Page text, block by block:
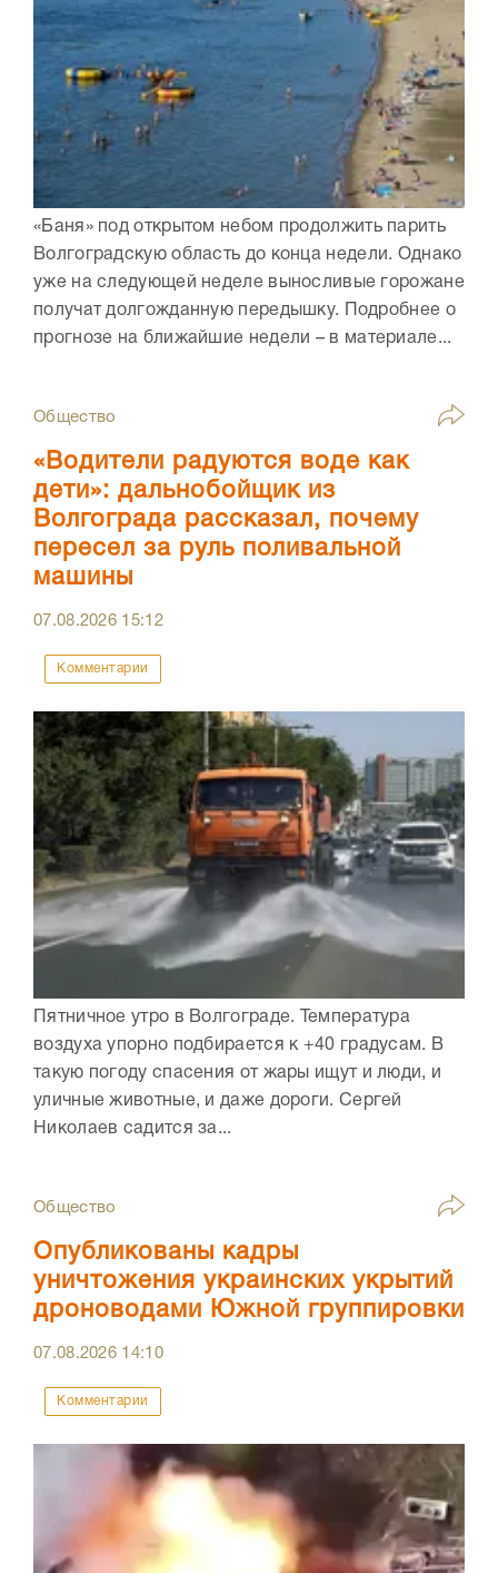
«Баня» под открытом небом продолжить парить
Волгоградскую область до конца недели. Однако
уже на следующей неделе выносливые горожане
получат долгожданную передышку. Подробнее о
прогнозе на ближайшие недели – в материале...
Общество
«Водители радуются воде как
дети»: дальнобойщик из
Волгограда рассказал, почему
пересел за руль поливальной
машины
07.08.2026 15:12
Комментарии
Пятничное утро в Волгограде. Температура
воздуха упорно подбирается к +40 градусам. В
такую погоду спасения от жары ищут и люди, и
уличные животные, и даже дороги. Сергей
Николаев садится за...
Общество
Опубликованы кадры
уничтожения украинских укрытий
дроноводами Южной группировки
07.08.2026 14:10
Комментарии